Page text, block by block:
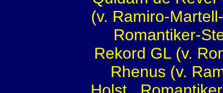
(v. Ramiro-
Romantiker-
Rekord GL (v.
Rhenus (v.